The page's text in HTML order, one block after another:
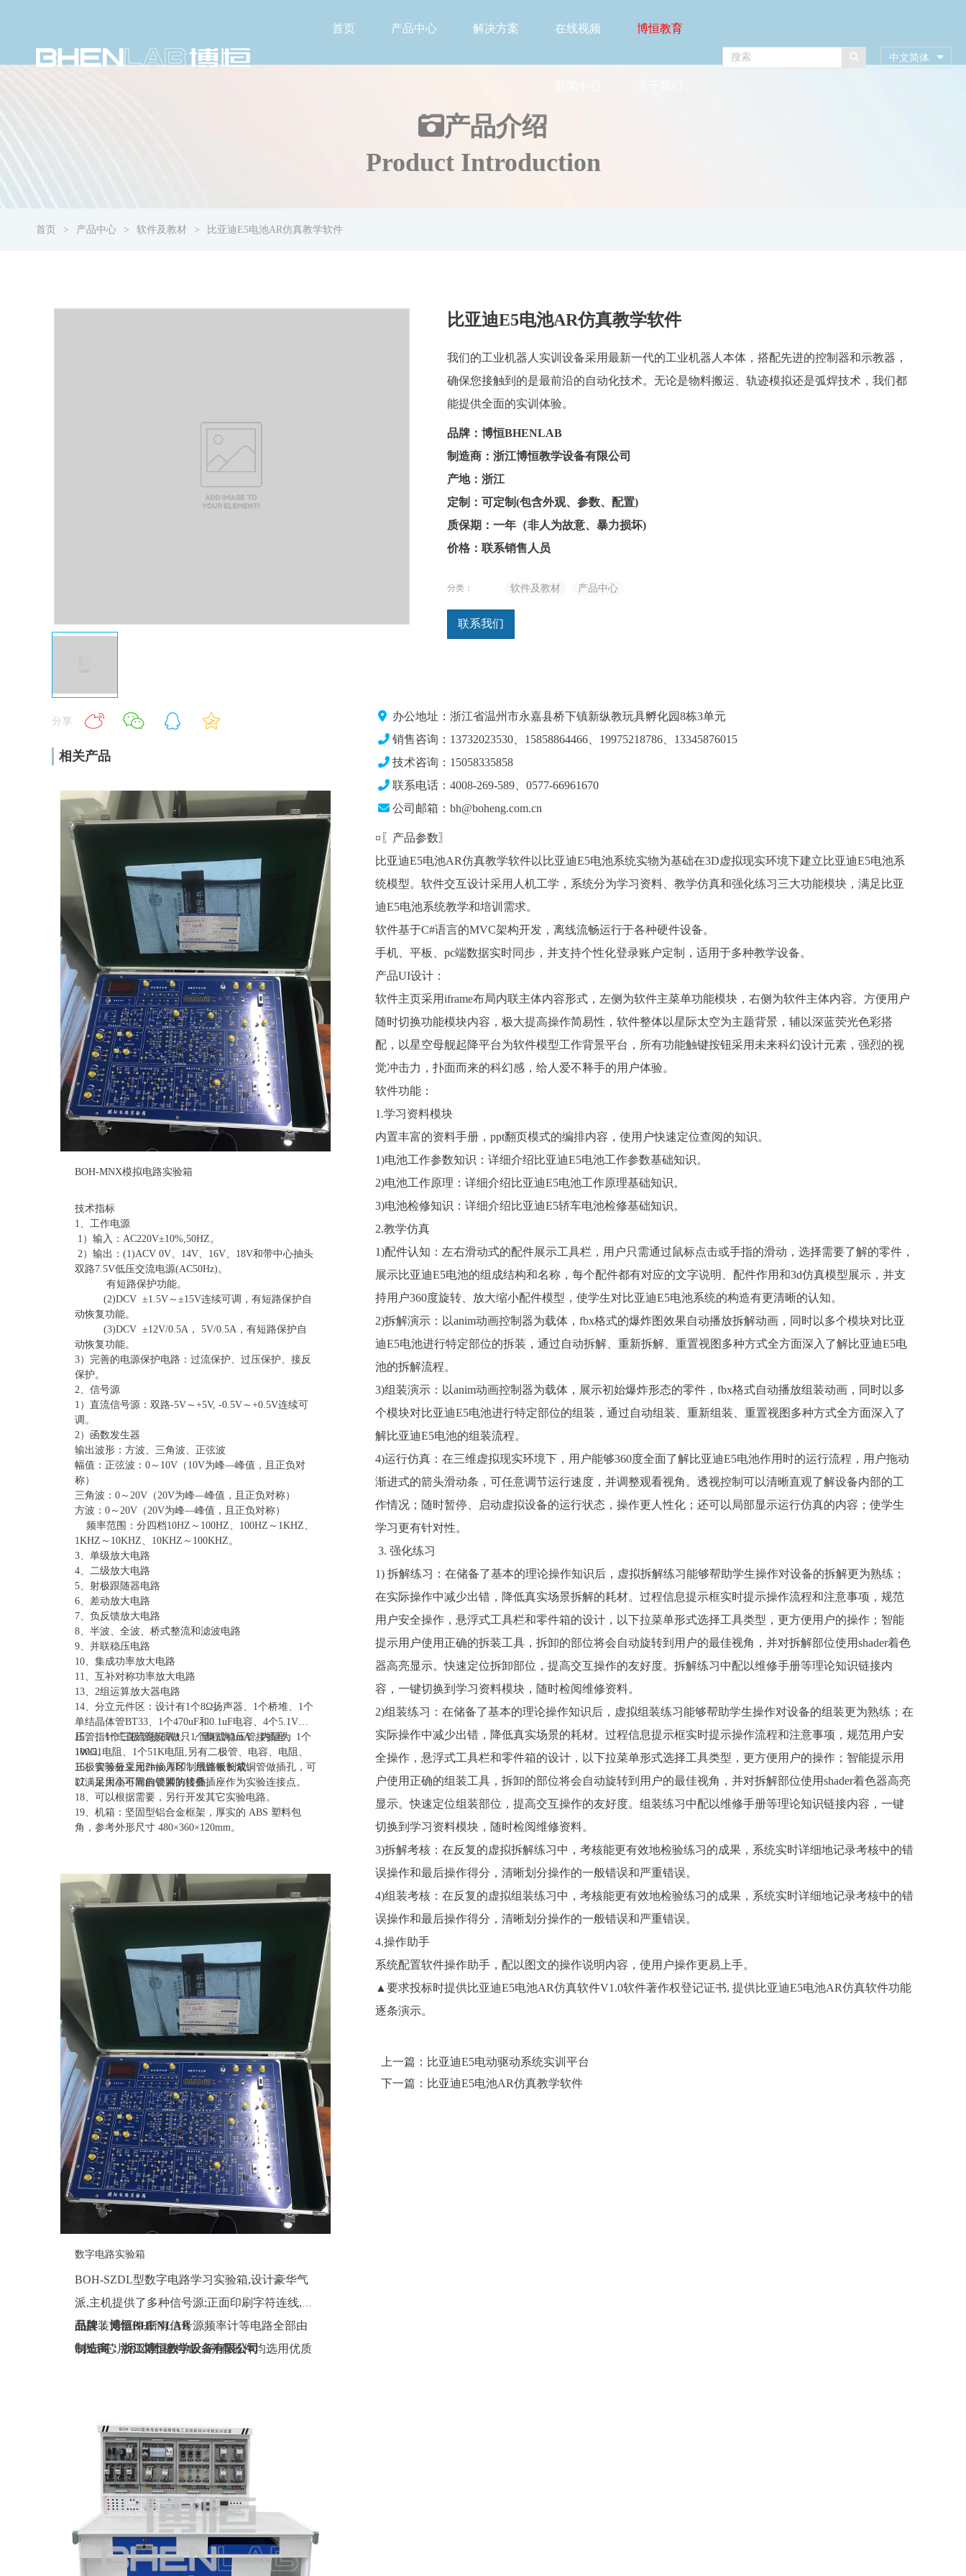
首页 产品中心 解决方案 在线视频 博恒教育
中文简体
产品介绍
Product Introduction
首页 产品中心 软件及教材 比亚迪E5电池AR仿真教学软件
比亚迪E5电池AR仿真教学软件
我们的工业机器人实训设备采用最新一代的工业机器人本体，搭配先进的控制器和示教器，
确保您接触到的是最前沿的自动化技术。无论是物料搬运、轨迹模拟还是弧焊技术，我们都
能提供全面的实训体验。
品牌：博恒BHENLAB
制造商：浙江博恒教学设备有限公司
产地：浙江
定制：可定制(包含外观、参数、配置)
质保期：一年（非人为故意、暴力损坏)
价格：联系销售人员
分类： 软件及教材 产品中心
联系我们
分享
相关产品
BOH-MNX模拟电路实验箱
技术指标
1、工作电源
1）输入：AC220V±10%,50HZ。
2）输出：(1)ACV 0V、14V、16V、18V和带中心抽头
双路7.5V低压交流电源(AC50Hz)。
有短路保护功能。
(2)DCV ±1.5V～±15V连续可调，有短路保护自
动恢复功能。
(3)DCV ±12V/0.5A， 5V/0.5A，有短路保护自
动恢复功能。
3）完善的电源保护电路：过流保护、过压保护、接反
保护。
2、信号源
1）直流信号源：双路-5V～+5V, -0.5V～+0.5V连续可
调。
2）函数发生器
输出波形：方波、三角波、正弦波
幅值：正弦波：0～10V（10V为峰—峰值，且正负对
称）
三角波：0～20V（20V为峰—峰值，且正负对称）
方波：0～20V（20V为峰—峰值，且正负对称）
频率范围：分四档10HZ～100HZ、100HZ～1KHZ、
1KHZ～10KHZ、10KHZ～100KHZ。
3、单级放大电路
4、二级放大电路
5、射极跟随器电路
6、差动放大电路
7、负反馈放大电路
8、半波、全波、桥式整流和滤波电路
9、并联稳压电路
10、集成功率放大电路
11、互补对称功率放大电路
13、2组运算放大器电路
14、分立元件区：设计有1个8Ω扬声器、1个桥堆、1个
单结晶体管BT33、1个470uF和0.1uF电容、4个5.1V稳
压管、1个三极管接插做、1个集成稳压管接插座、1个
1W/51电阻、1个51K电阻,另有二极管、电容、电阻、
三极管等分立元件接入区，用镀银长紫铜管做插孔，可
以满足大小不同的管脚的接插。
15、指针式直流毫安表1只，量程为1mA，内阻为
100Ω。
16、实验板采用2mm厚印制线路板制成。
17、采用高可靠自锁紧防转叠插座作为实验连接点。
18、可以根据需要，另行开发其它实验电路。
19、机箱：坚固型铝合金框架，厚实的 ABS 塑料包
角，参考外形尺寸 480×360×120mm。
数字电路实验箱
BOH-SZDL型数字电路学习实验箱,设计豪华气
派,主机提供了多种信号源;正面印刷字符连线,反
面按装元器件,所有信号源频率计等电路全部由
CPLD芯片和双面板构成，所有器件均选用优质
品牌：博恒BHENLAB
制造商：浙江博恒教学设备有限公司
价格：联系销售人员
办公地址：浙江省温州市永嘉县桥下镇新纵教玩具孵化园8栋3单元
销售咨询：13732023530、15858864466、19975218786、13345876015
技术咨询：15058335858
联系电话：4008-269-589、0577-66961670
公司邮箱：bh@boheng.com.cn
¤〖产品参数〗
比亚迪E5电池AR仿真教学软件以比亚迪E5电池系统实物为基础在3D虚拟现实环境下建立比亚迪E5电池系
统模型。软件交互设计采用人机工学，系统分为学习资料、教学仿真和强化练习三大功能模块，满足比亚
迪E5电池系统教学和培训需求。
软件基于C#语言的MVC架构开发，离线流畅运行于各种硬件设备。
手机、平板、pc端数据实时同步，并支持个性化登录账户定制，适用于多种教学设备。
产品UI设计：
软件主页采用iframe布局内联主体内容形式，左侧为软件主菜单功能模块，右侧为软件主体内容。方便用户
随时切换功能模块内容，极大提高操作简易性，软件整体以星际太空为主题背景，辅以深蓝荧光色彩搭
配，以星空母舰起降平台为软件模型工作背景平台，所有功能触键按钮采用未来科幻设计元素，强烈的视
觉冲击力，扑面而来的科幻感，给人爱不释手的用户体验。
软件功能：
1.学习资料模块
内置丰富的资料手册，ppt翻页模式的编排内容，使用户快速定位查阅的知识。
1)电池工作参数知识：详细介绍比亚迪E5电池工作参数基础知识。
2)电池工作原理：详细介绍比亚迪E5电池工作原理基础知识。
3)电池检修知识：详细介绍比亚迪E5轿车电池检修基础知识。
2.教学仿真
1)配件认知：左右滑动式的配件展示工具栏，用户只需通过鼠标点击或手指的滑动，选择需要了解的零件，
展示比亚迪E5电池的组成结构和名称，每个配件都有对应的文字说明、配件作用和3d仿真模型展示，并支
持用户360度旋转、放大缩小配件模型，使学生对比亚迪E5电池系统的构造有更清晰的认知。
2)拆解演示：以anim动画控制器为载体，fbx格式的爆炸图效果自动播放拆解动画，同时以多个模块对比亚
迪E5电池进行特定部位的拆装，通过自动拆解、重新拆解、重置视图多种方式全方面深入了解比亚迪E5电
池的拆解流程。
3)组装演示：以anim动画控制器为载体，展示初始爆炸形态的零件，fbx格式自动播放组装动画，同时以多
个模块对比亚迪E5电池进行特定部位的组装，通过自动组装、重新组装、重置视图多种方式全方面深入了
解比亚迪E5电池的组装流程。
4)运行仿真：在三维虚拟现实环境下，用户能够360度全面了解比亚迪E5电池作用时的运行流程，用户拖动
渐进式的箭头滑动条，可任意调节运行速度，并调整观看视角。透视控制可以清晰直观了解设备内部的工
作情况；随时暂停、启动虚拟设备的运行状态，操作更人性化；还可以局部显示运行仿真的内容；使学生
学习更有针对性。
3. 强化练习
1) 拆解练习：在储备了基本的理论操作知识后，虚拟拆解练习能够帮助学生操作对设备的拆解更为熟练；
在实际操作中减少出错，降低真实场景拆解的耗材。过程信息提示框实时提示操作流程和注意事项，规范
用户安全操作，悬浮式工具栏和零件箱的设计，以下拉菜单形式选择工具类型，更方便用户的操作；智能
提示用户使用正确的拆装工具，拆卸的部位将会自动旋转到用户的最佳视角，并对拆解部位使用shader着色
器高亮显示。快速定位拆卸部位，提高交互操作的友好度。拆解练习中配以维修手册等理论知识链接内
容，一键切换到学习资料模块，随时检阅维修资料。
2)组装练习：在储备了基本的理论操作知识后，虚拟组装练习能够帮助学生操作对设备的组装更为熟练；在
实际操作中减少出错，降低真实场景的耗材。过程信息提示框实时提示操作流程和注意事项，规范用户安
全操作，悬浮式工具栏和零件箱的设计，以下拉菜单形式选择工具类型，更方便用户的操作；智能提示用
户使用正确的组装工具，拆卸的部位将会自动旋转到用户的最佳视角，并对拆解部位使用shader着色器高亮
显示。快速定位组装部位，提高交互操作的友好度。组装练习中配以维修手册等理论知识链接内容，一键
切换到学习资料模块，随时检阅维修资料。
3)拆解考核：在反复的虚拟拆解练习中，考核能更有效地检验练习的成果，系统实时详细地记录考核中的错
误操作和最后操作得分，清晰划分操作的一般错误和严重错误。
4)组装考核：在反复的虚拟组装练习中，考核能更有效地检验练习的成果，系统实时详细地记录考核中的错
误操作和最后操作得分，清晰划分操作的一般错误和严重错误。
4.操作助手
系统配置软件操作助手，配以图文的操作说明内容，使用户操作更易上手。
▲要求投标时提供比亚迪E5电池AR仿真软件V1.0软件著作权登记证书, 提供比亚迪E5电池AR仿真软件功能
逐条演示。
上一篇：比亚迪E5电动驱动系统实训平台
下一篇：比亚迪E5电池AR仿真教学软件